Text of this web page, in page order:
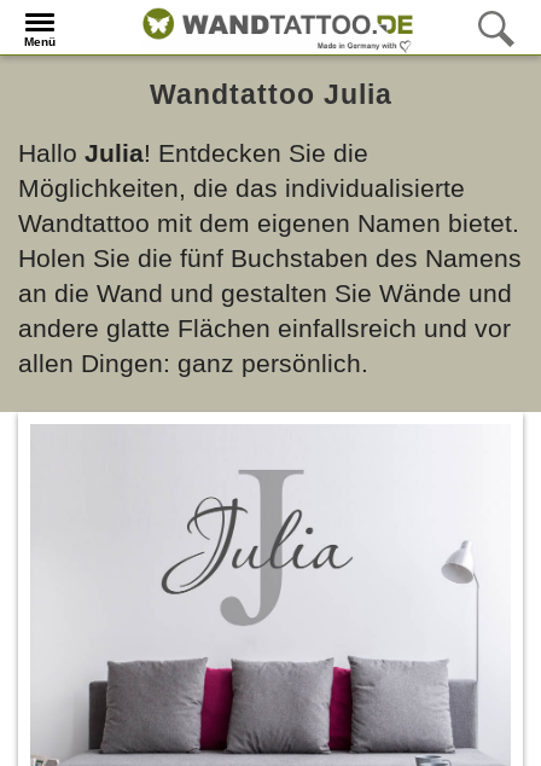
Menü
Wandtattoo Julia
Hallo Julia! Entdecken Sie die
Möglichkeiten, die das individualisierte
Wandtattoo mit dem eigenen Namen bietet.
Holen Sie die fünf Buchstaben des Namens
an die Wand und gestalten Sie Wände und
andere glatte Flächen einfallsreich und vor
allen Dingen: ganz persönlich.